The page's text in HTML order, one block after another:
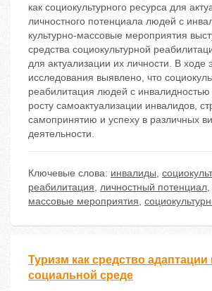
как социокультурного ресурса для
личностного потенциала людей с
культурно-массовые мероприятия
средства социокультурной
для актуализации их личности. В ходе
исследования выявлено, что
реабилитация людей с инвалидностью
росту самоактуализации инвалидов,
самопринятию и успеху в различных
деятельности.
Ключевые слова: инвалиды,
реабилитация, личностный потенциал,
массовые мероприятия,
Туризм как средство
социальной среде